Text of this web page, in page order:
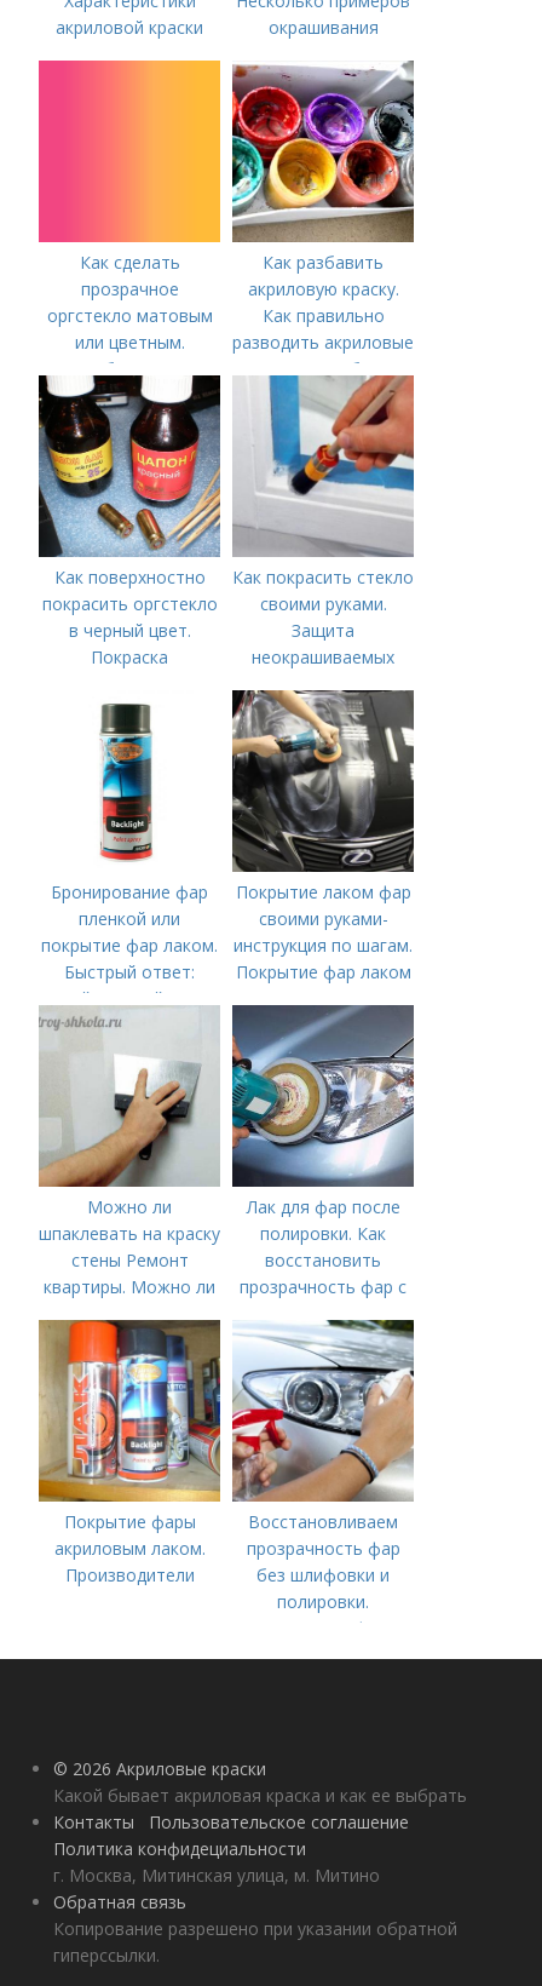
акриловой краски
окрашивания
Как сделать
прозрачное
оргстекло матовым
или цветным.
Способы покраски
Как разбавить
акриловую краску.
Как правильно
разводить акриловые
краски из набора?
Как поверхностно
покрасить оргстекло
в черный цвет.
Покраска
Как покрасить стекло
своими руками.
Защита
неокрашиваемых
Бронирование фар
пленкой или
покрытие фар лаком.
Быстрый ответ:
Какой пленкой лучше
бронировать фары?
Покрытие лаком фар
своими руками-
инструкция по шагам.
Покрытие фар лаком
Можно ли
шпаклевать на краску
стены Ремонт
квартиры. Можно ли
краске –
рекомендации по
ремонту
Лак для фар после
полировки. Как
восстановить
прозрачность фар с
Покрытие фары
акриловым лаком.
Производители
Восстановливаем
прозрачность фар
без шлифовки и
полировки.
Полировка фар
мелкообразивной
© 2026 Акриловые краски
Какой бывает акриловая краска и как ее выбрать
Контакты
Пользовательское соглашение
Политика конфидециальности
г. Москва, Митинская улица, м. Митино
Обратная связь
Копирование разрешено при указании обратной
гиперссылки.